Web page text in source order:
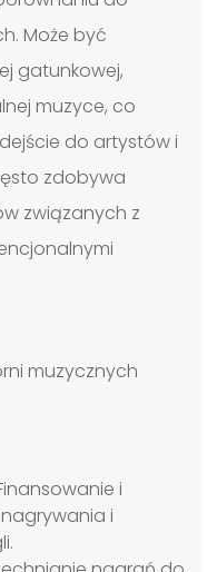
Może być
gatunkowej,
muzyce, co
do artystów i
zdobywa
związanych z
muzycznych
i
i